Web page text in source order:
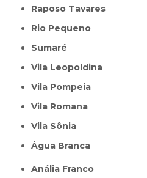
Raposo Tavares
Rio Pequeno
Sumaré
Vila Leopoldina
Vila Pompeia
Vila Romana
Vila Sônia
Água Branca
Anália Franco